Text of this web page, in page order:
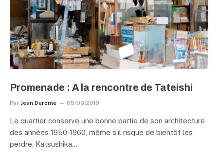
Promenade : A la rencontre de Tateishi
Par Jean Derome 05/09/2019
Le quartier conserve une bonne partie de son architecture
des années 1950-1960, même s’il risque de bientôt les
perdre. Katsushika…